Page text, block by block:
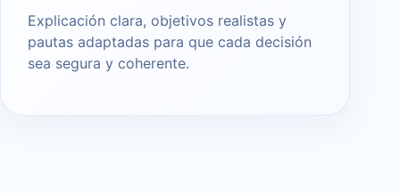
Explicación clara, objetivos realistas y
pautas adaptadas para que cada decisión
sea segura y coherente.